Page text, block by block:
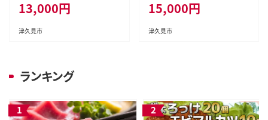
マドレーヌ フルーツケーキ 洋菓
子 和菓子 茶菓子 詰め合わせ ギ
フト 大分県産 九州産 津久見市
13,000円
津久見市
九州 津久見市 国産
15,000円
津久見市
ランキング